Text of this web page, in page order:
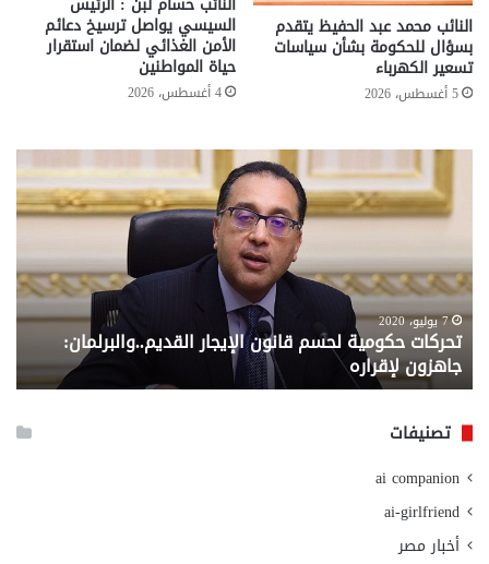
النائب محمد عبد الحفيظ يتقدم
بسؤال للحكومة بشأن سياسات
تسعير الكهرباء
5 أغسطس، 2026
السيسي يواصل ترسيخ دعائم
الأمن الغذائي لضمان استقرار
حياة المواطنين
4 أغسطس، 2026
تحركات
حكومية
لحسم
قانون
القديم..والبرلمان:
جاهزون
لإقراره
7 يوليو، 2020
تحركات حكومية لحسم قانون الإيجار القديم..والبرلمان:
جاهزون لإقراره
..
من
تصنيفات
ai companion
ai-girlfriend
أخبار مصر